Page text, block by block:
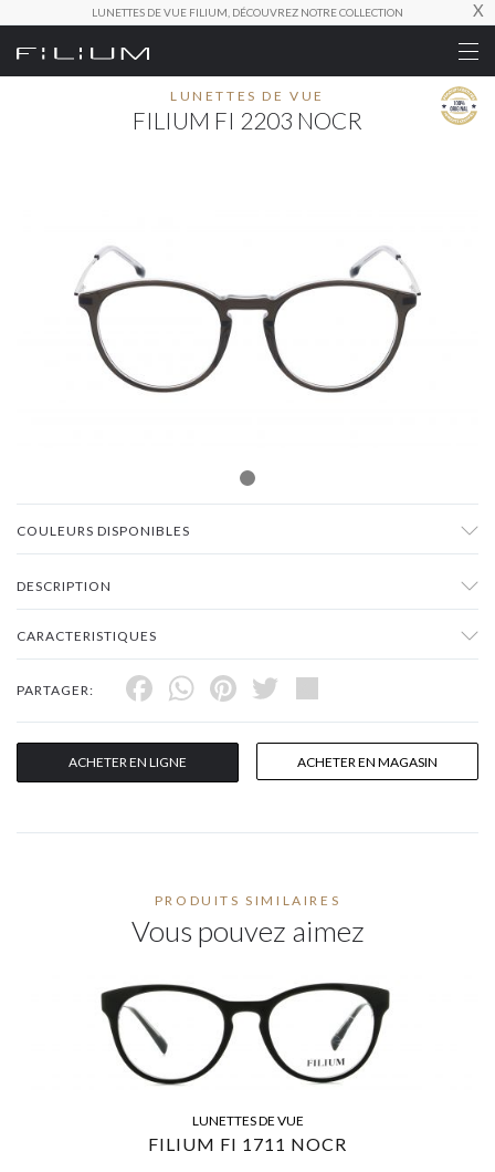
LUNETTES DE VUE FILIUM, DÉCOUVREZ NOTRE COLLECTION X
LUNETTES DE VUE
FILIUM FI 2203 NOCR
COULEURS DISPONIBLES
DESCRIPTION
CARACTERISTIQUES
PARTAGER: Facebook
WhatsApp
Pinterest
Twitter
ACHETER EN LIGNE ACHETER EN MAGASIN
PRODUITS SIMILAIRES
Vous pouvez aimez
LUNETTES DE VUE
FILIUM FI 1711 NOCR